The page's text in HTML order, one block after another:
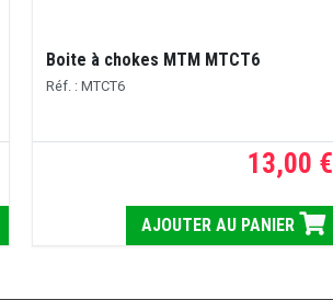
Boite à chokes MTM MTCT6
Réf. : MTCT6
13,00 €
AJOUTER AU PANIER